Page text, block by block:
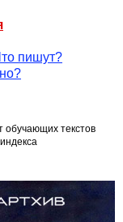
пишут?
обучающих текстов